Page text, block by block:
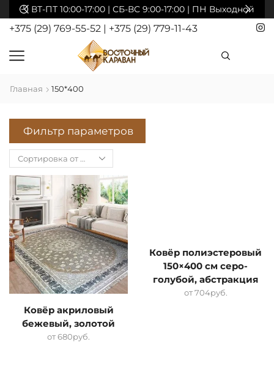
ВТ-ПТ 10:00-17:00 | СБ-ВС 9:00-17:00 | ПН Выходной
+375 (29) 769-55-52 | +375 (29) 779-11-43
Главная 150*400
Фильтр параметров
Ковёр акриловый
бежевый, золотой
от680руб.
Ковёр полиэстеровый
150×400 см серо-
голубой, абстракция
от704руб.